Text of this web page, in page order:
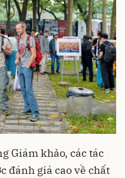
Giám khảo, các tác
đánh giá cao về chất